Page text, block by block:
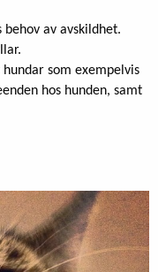
av avskildhet.
som exempelvis
hos hunden, samt